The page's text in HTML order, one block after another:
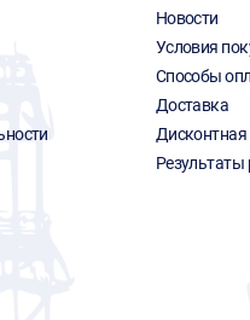
Новости
Условия
Способы
Доставка
Дисконтная